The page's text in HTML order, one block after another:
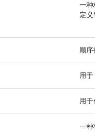
一种枚
定义替
顺序
用于
用于创
一种将